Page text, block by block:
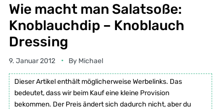
Wie macht man Salatsoße:
Knoblauchdip – Knoblauch
Dressing
9. Januar 2012 By Michael
Dieser Artikel enthält möglicherweise Werbelinks. Das
bedeutet, dass wir beim Kauf eine kleine Provision
bekommen. Der Preis ändert sich dadurch nicht, aber du